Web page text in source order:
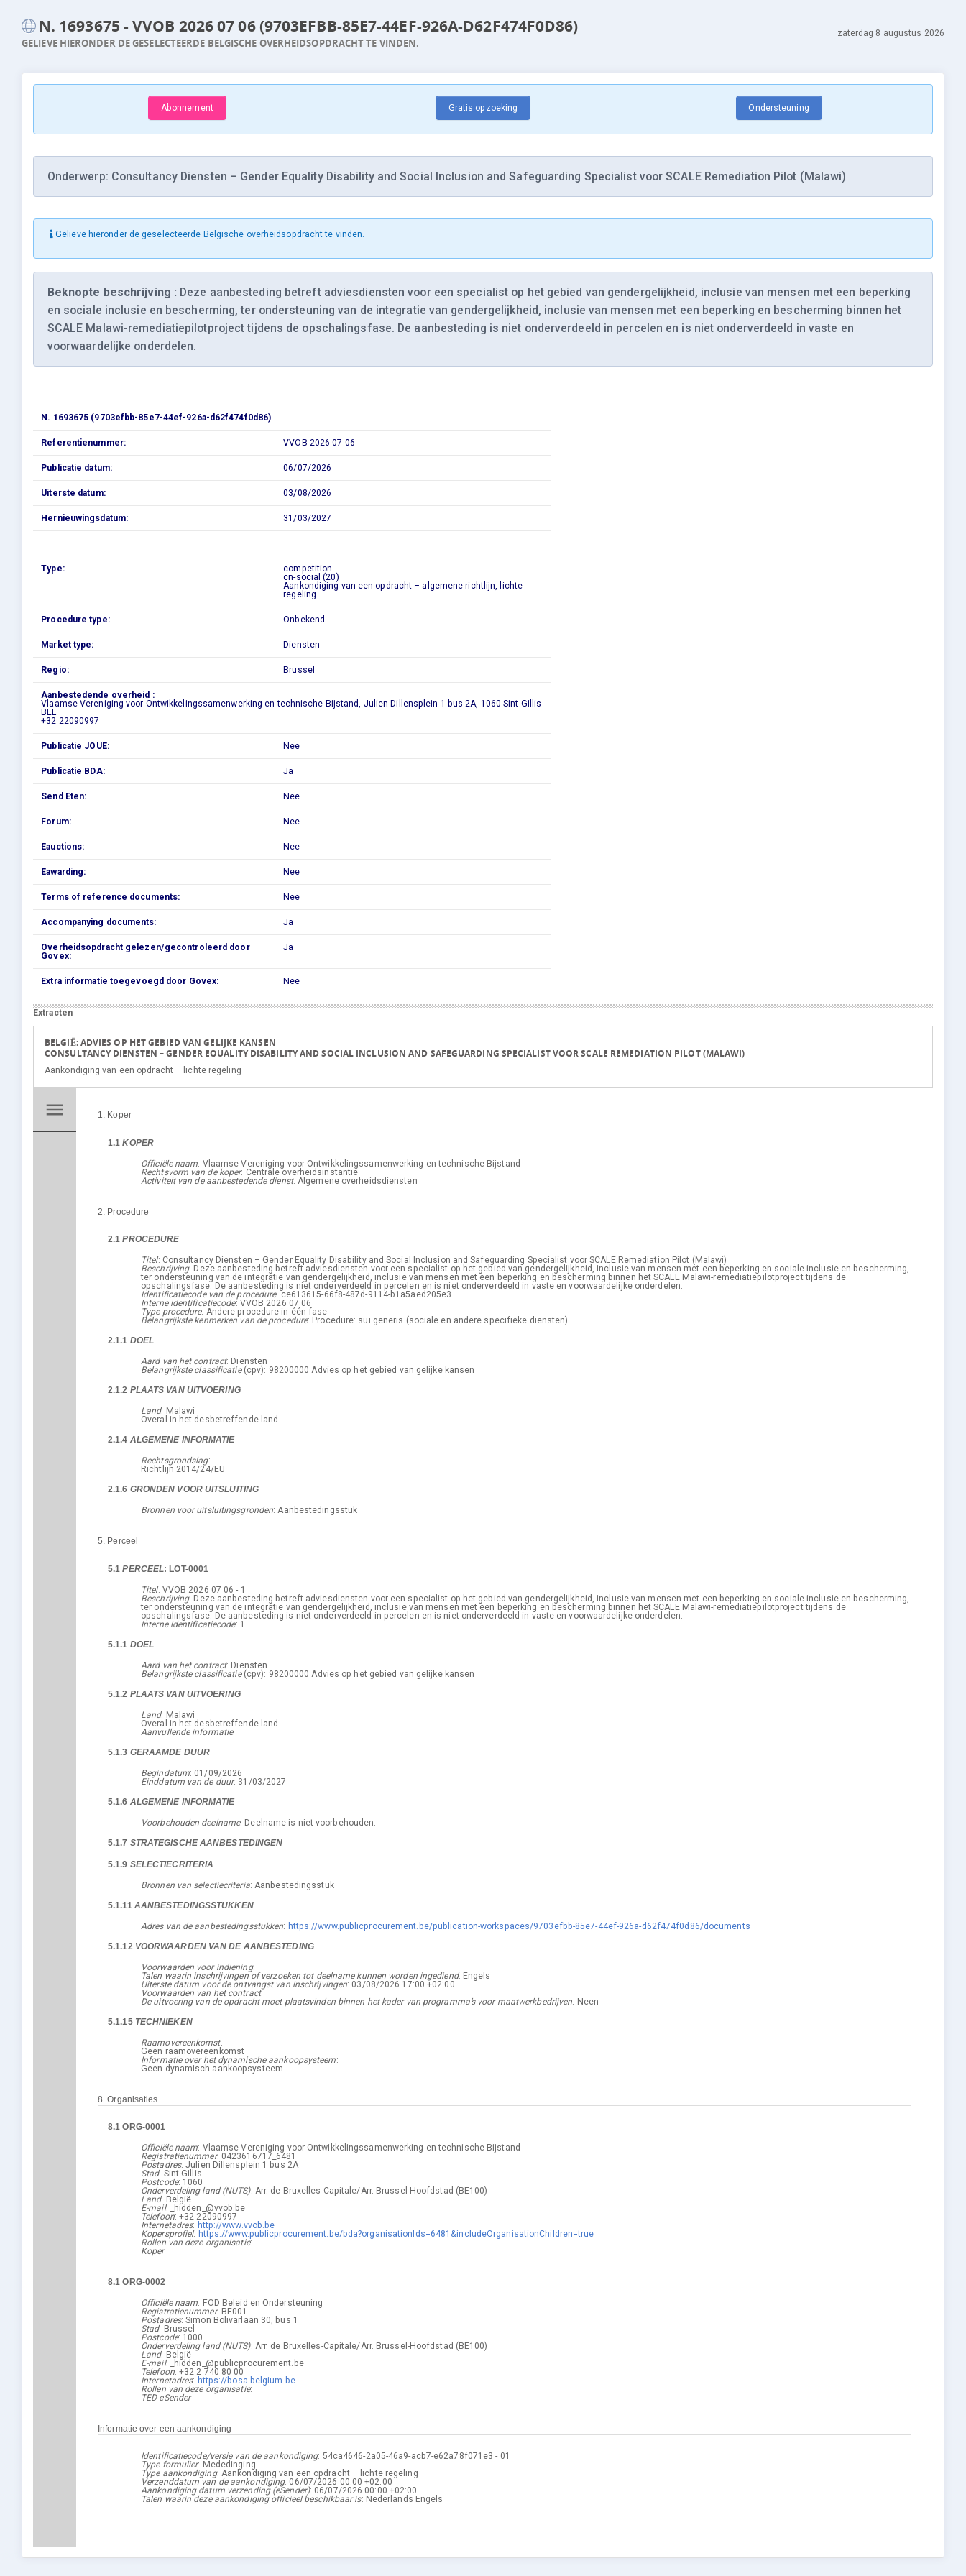
N. 1693675 - VVOB 2026 07 06 (9703EFBB-85E7-44EF-926A-D62F474F0D86)
GELIEVE HIERONDER DE GESELECTEERDE BELGISCHE OVERHEIDSOPDRACHT TE VINDEN.
zaterdag 8 augustus 2026
Abonnement Gratis opzoeking Ondersteuning
Onderwerp: Consultancy Diensten – Gender Equality Disability and Social Inclusion and Safeguarding Specialist voor SCALE Remediation Pilot (Malawi)
Gelieve hieronder de geselecteerde Belgische overheidsopdracht te vinden.
Beknopte beschrijving : Deze aanbesteding betreft adviesdiensten voor een specialist op het gebied van gendergelijkheid, inclusie van mensen met een beperking
en sociale inclusie en bescherming, ter ondersteuning van de integratie van gendergelijkheid, inclusie van mensen met een beperking en bescherming binnen het
SCALE Malawi-remediatiepilotproject tijdens de opschalingsfase. De aanbesteding is niet onderverdeeld in percelen en is niet onderverdeeld in vaste en
voorwaardelijke onderdelen.
N. 1693675 (9703efbb-85e7-44ef-926a-d62f474f0d86)
Referentienummer: VVOB 2026 07 06
Publicatie datum: 06/07/2026
Uiterste datum: 03/08/2026
Hernieuwingsdatum: 31/03/2027
Type:
competition
cn-social (20)
Aankondiging van een opdracht – algemene richtlijn, lichte
regeling
Procedure type: Onbekend
Market type: Diensten
Regio: Brussel
Aanbestedende overheid :
Vlaamse Vereniging voor Ontwikkelingssamenwerking en technische Bijstand, Julien Dillensplein 1 bus 2A, 1060 Sint-Gillis
BEL
+32 22090997
Publicatie JOUE: Nee
Publicatie BDA: Ja
Send Eten: Nee
Forum: Nee
Eauctions: Nee
Eawarding: Nee
Terms of reference documents: Nee
Accompanying documents: Ja
Overheidsopdracht gelezen/gecontroleerd door
Govex:
Ja
Extra informatie toegevoegd door Govex: Nee
Extracten
BELGIË: ADVIES OP HET GEBIED VAN GELIJKE KANSEN
CONSULTANCY DIENSTEN – GENDER EQUALITY DISABILITY AND SOCIAL INCLUSION AND SAFEGUARDING SPECIALIST VOOR SCALE REMEDIATION PILOT (MALAWI)
Aankondiging van een opdracht – lichte regeling
menu 1. Koper
1.1KOPER
Officiële naam: Vlaamse Vereniging voor Ontwikkelingssamenwerking en technische Bijstand
Rechtsvorm van de koper: Centrale overheidsinstantie
Activiteit van de aanbestedende dienst: Algemene overheidsdiensten
2. Procedure
2.1PROCEDURE
Titel: Consultancy Diensten – Gender Equality Disability and Social Inclusion and Safeguarding Specialist voor SCALE Remediation Pilot (Malawi)
Beschrijving: Deze aanbesteding betreft adviesdiensten voor een specialist op het gebied van gendergelijkheid, inclusie van mensen met een beperking en sociale inclusie en bescherming,
ter ondersteuning van de integratie van gendergelijkheid, inclusie van mensen met een beperking en bescherming binnen het SCALE Malawi-remediatiepilotproject tijdens de
opschalingsfase. De aanbesteding is niet onderverdeeld in percelen en is niet onderverdeeld in vaste en voorwaardelijke onderdelen.
Identificatiecode van de procedure: ce613615-66f8-487d-9114-b1a5aed205e3
Interne identificatiecode: VVOB 2026 07 06
Type procedure: Andere procedure in één fase
Belangrijkste kenmerken van de procedure: Procedure: sui generis (sociale en andere specifieke diensten)
2.1.1 DOEL
Aard van het contract: Diensten
Belangrijkste classificatie (cpv): 98200000 Advies op het gebied van gelijke kansen
2.1.2 PLAATS VAN UITVOERING
Land: Malawi
Overal in het desbetreffende land
2.1.4 ALGEMENE INFORMATIE
Rechtsgrondslag:
Richtlijn 2014/24/EU
2.1.6 GRONDEN VOOR UITSLUITING
Bronnen voor uitsluitingsgronden:Aanbestedingsstuk
5. Perceel
5.1PERCEEL:LOT-0001
Titel: VVOB 2026 07 06 - 1
Beschrijving: Deze aanbesteding betreft adviesdiensten voor een specialist op het gebied van gendergelijkheid, inclusie van mensen met een beperking en sociale inclusie en bescherming,
ter ondersteuning van de integratie van gendergelijkheid, inclusie van mensen met een beperking en bescherming binnen het SCALE Malawi-remediatiepilotproject tijdens de
opschalingsfase. De aanbesteding is niet onderverdeeld in percelen en is niet onderverdeeld in vaste en voorwaardelijke onderdelen.
Interne identificatiecode: 1
5.1.1 DOEL
Aard van het contract: Diensten
Belangrijkste classificatie (cpv): 98200000 Advies op het gebied van gelijke kansen
5.1.2 PLAATS VAN UITVOERING
Land: Malawi
Overal in het desbetreffende land
Aanvullende informatie:
5.1.3 GERAAMDE DUUR
Begindatum: 01/09/2026
Einddatum van de duur: 31/03/2027
5.1.6 ALGEMENE INFORMATIE
Voorbehouden deelname: Deelname is niet voorbehouden.
5.1.7 STRATEGISCHE AANBESTEDINGEN
5.1.9 SELECTIECRITERIA
Bronnen van selectiecriteria: Aanbestedingsstuk
5.1.11 AANBESTEDINGSSTUKKEN
Adres van de aanbestedingsstukken: https://www.publicprocurement.be/publication-workspaces/9703efbb-85e7-44ef-926a-d62f474f0d86/documents
5.1.12 VOORWAARDEN VAN DE AANBESTEDING
Voorwaarden voor indiening:
Talen waarin inschrijvingen of verzoeken tot deelname kunnen worden ingediend: Engels
Uiterste datum voor de ontvangst van inschrijvingen: 03/08/2026 17:00 +02:00
Voorwaarden van het contract:
De uitvoering van de opdracht moet plaatsvinden binnen het kader van programma’s voor maatwerkbedrijven: Neen
5.1.15 TECHNIEKEN
Raamovereenkomst:
Geen raamovereenkomst
Informatie over het dynamische aankoopsysteem:
Geen dynamisch aankoopsysteem
8.Organisaties
8.1ORG-0001
Officiële naam: Vlaamse Vereniging voor Ontwikkelingssamenwerking en technische Bijstand
Registratienummer: 0423616717_6481
Postadres:Julien Dillensplein 1 bus 2A
Stad: Sint-Gillis
Postcode: 1060
Onderverdeling land (NUTS): Arr. de Bruxelles-Capitale/Arr. Brussel-Hoofdstad ( BE100)
Land: België
E-mail:
_hidden_@vvob.be
Telefoon:+32 22090997
Internetadres: http://www.vvob.be
Kopersprofiel: https://www.publicprocurement.be/bda?organisationIds=6481&includeOrganisationChildren=true
Rollen van deze organisatie:
Koper
8.1ORG-0002
Officiële naam: FOD Beleid en Ondersteuning
Registratienummer: BE001
Postadres:Simon Bolivarlaan 30, bus 1
Stad: Brussel
Postcode: 1000
Onderverdeling land (NUTS): Arr. de Bruxelles-Capitale/Arr. Brussel-Hoofdstad ( BE100)
Land: België
E-mail:
_hidden_@publicprocurement.be
Telefoon:+32 2 740 80 00
Internetadres: https://bosa.belgium.be
Rollen van deze organisatie:
TED eSender
Informatie over een aankondiging
Identificatiecode/versie van de aankondiging: 54ca4646-2a05-46a9-acb7-e62a78f071e3 - 01
Type formulier: Mededinging
Type aankondiging: Aankondiging van een opdracht – lichte regeling
Verzenddatum van de aankondiging: 06/07/2026 00:00 +02:00
Aankondiging datum verzending (eSender): 06/07/2026 00:00 +02:00
Talen waarin deze aankondiging officieel beschikbaar is: Nederlands Engels
2. Procedure expand_more
expand_more